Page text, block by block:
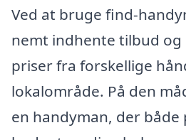
Ved at bruge find-
nemt indhente tilbud og
priser fra forskellige
lokalområde. På den
en handyman, der både